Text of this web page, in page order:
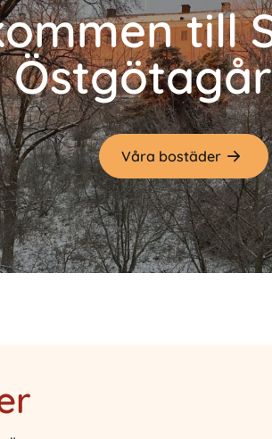
till
Våra bostäder